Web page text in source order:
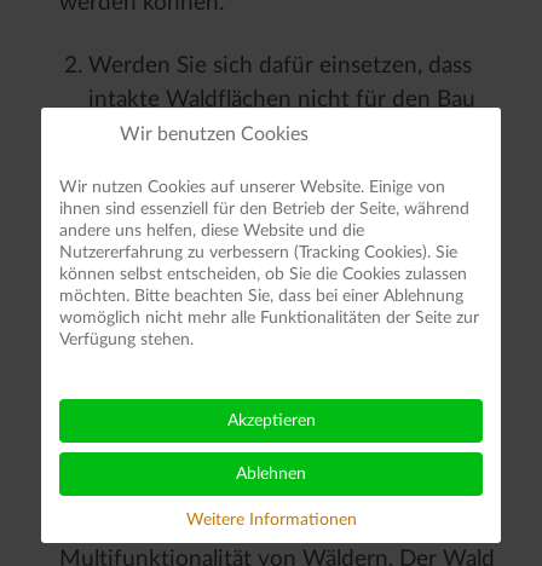
Werden Sie sich dafür einsetzen, dass
intakte Waldflächen nicht für den Bau
von Windkraftanlagen zerschnitten und
Antwort: siehe Antwort Frage 1
Werden Sie sich für Maßnahmen zur
korrekten Information der Bevölkerung
Wälder für Klimaschutzmaßnahmen
Antwort: Wesentlicher Bestandteil von
CDU-Programmen ist die
Multifunktionalität von Wäldern. Der Wald
Wir benutzen Cookies
Wir nutzen Cookies auf unserer Website. Einige von
ihnen sind essenziell für den Betrieb der Seite, während
andere uns helfen, diese Website und die
Nutzererfahrung zu verbessern (Tracking Cookies). Sie
können selbst entscheiden, ob Sie die Cookies zulassen
möchten. Bitte beachten Sie, dass bei einer Ablehnung
womöglich nicht mehr alle Funktionalitäten der Seite zur
Verfügung stehen.
Akzeptieren
Ablehnen
Weitere Informationen